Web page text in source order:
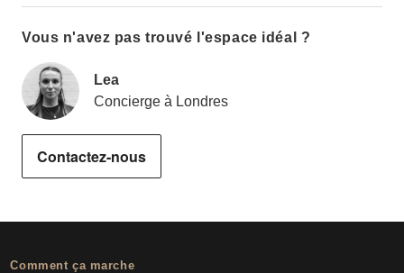
Vous n'avez pas trouvé l'espace idéal ?
Lea
Concierge à Londres
Contactez-nous
Comment ça marche